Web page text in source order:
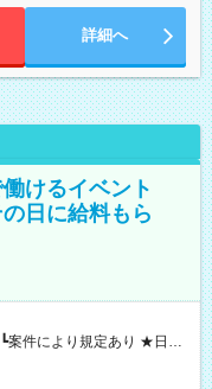
詳細へ
けるイベント
日に給料もら
に現金GET♪ お仕事後はコ
試用期間】試